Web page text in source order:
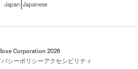
Japan Japanese
Corporation 2026
バシーポリシーアクセシビリティ